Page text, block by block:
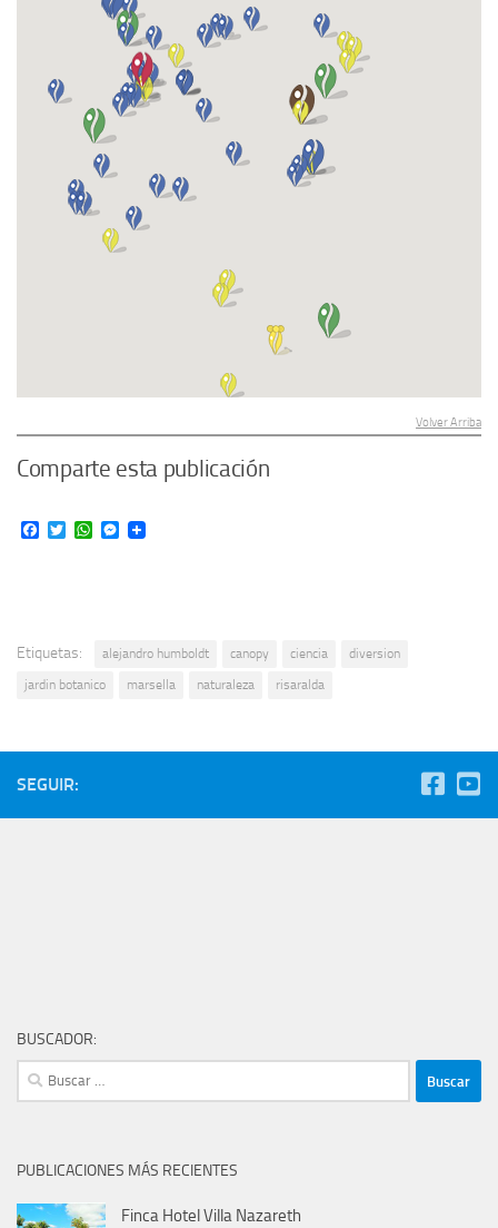
Volver Arriba
Comparte esta publicación
Facebook
TwitterWhatsApp
Messenger
Etiquetas: alejandro humboldt canopy ciencia
diversion
jardin botanico
marsella naturaleza risaralda
SEGUIR:
BUSCADOR:
Buscar:
PUBLICACIONES MÁS RECIENTES
Finca Hotel Villa Nazareth